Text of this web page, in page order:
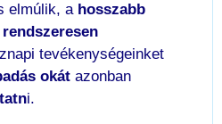
elmúlik, a hosszabb
rendszeresen
tevékenységeinket
okát azonban
i.